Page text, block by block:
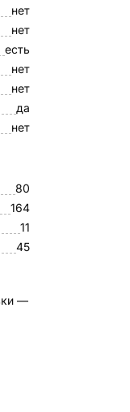
нет
нет
есть
нет
нет
да
нет
80
164
11
45
—